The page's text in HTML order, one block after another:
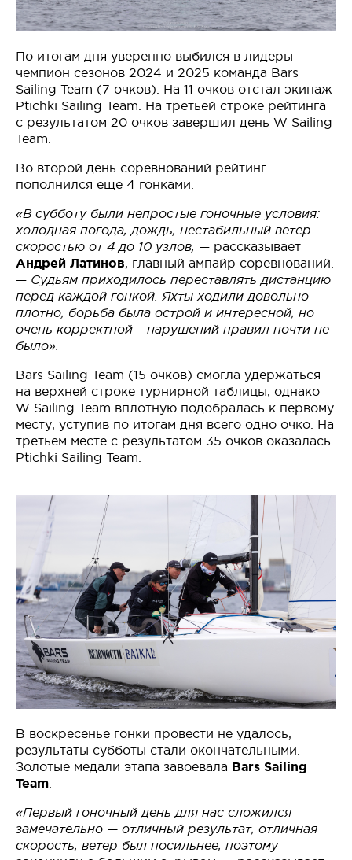
По итогам дня уверенно выбился в лидеры
чемпион сезонов 2024 и 2025 команда Bars
Sailing Team (7 очков). На 11 очков отстал экипаж
Ptichki Sailing Team. На третьей строке рейтинга
с результатом 20 очков завершил день W Sailing
Team.
Во второй день соревнований рейтинг
пополнился еще 4 гонками.
«В субботу были непростые гоночные условия:
холодная погода, дождь, нестабильный ветер
скоростью от 4 до 10 узлов, — рассказывает
Андрей Латинов, главный ампайр соревнований.
— Судьям приходилось переставлять дистанцию
перед каждой гонкой. Яхты ходили довольно
плотно, борьба была острой и интересной, но
очень корректной – нарушений правил почти не
было».
Bars Sailing Team (15 очков) смогла удержаться
на верхней строке турнирной таблицы, однако
W Sailing Team вплотную подобралась к первому
месту, уступив по итогам дня всего одно очко. На
третьем месте с результатом 35 очков оказалась
Ptichki Sailing Team.
В воскресенье гонки провести не удалось,
результаты субботы стали окончательными.
Золотые медали этапа завоевала Bars Sailing
Team
«Первый гоночный день для нас сложился
замечательно — отличный результат, отличная
скорость, ветер был посильнее, поэтому